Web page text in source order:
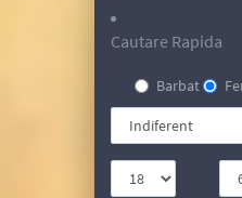
Cautare Rapida
Barbat